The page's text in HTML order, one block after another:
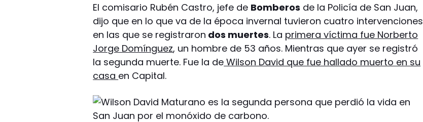
El comisario Rubén Castro, jefe de Bomberos de la Policía de San Juan,
dijo que en lo que va de la época invernal tuvieron cuatro intervenciones
en las que se registraron dos muertes. La primera víctima fue Norberto
Jorge Domínguez, un hombre de 53 años. Mientras que ayer se registró
la segunda muerte. Fue la de Wilson David que fue hallado muerto en su
casa en Capital.